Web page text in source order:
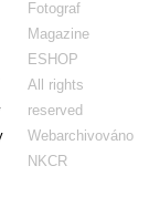
Fotograf
Magazine
ESHOP
All rights
reserved
Webarchivováno
NKCR